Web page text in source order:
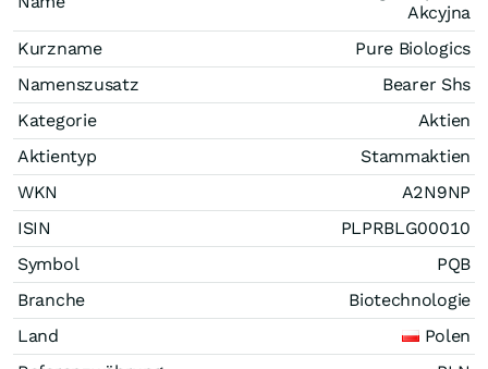
Akcyjna
Kurzname
Pure Biologics
Namenszusatz
Bearer Shs
Kategorie
Aktien
Aktientyp
Stammaktien
WKN
A2N9NP
ISIN
PLPRBLG00010
Symbol
PQB
Branche
Biotechnologie
Land
Polen